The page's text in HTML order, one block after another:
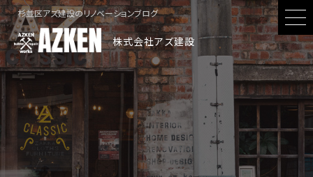
株式会社アズ建設
杉並区アズ建設のリノベーションブログ